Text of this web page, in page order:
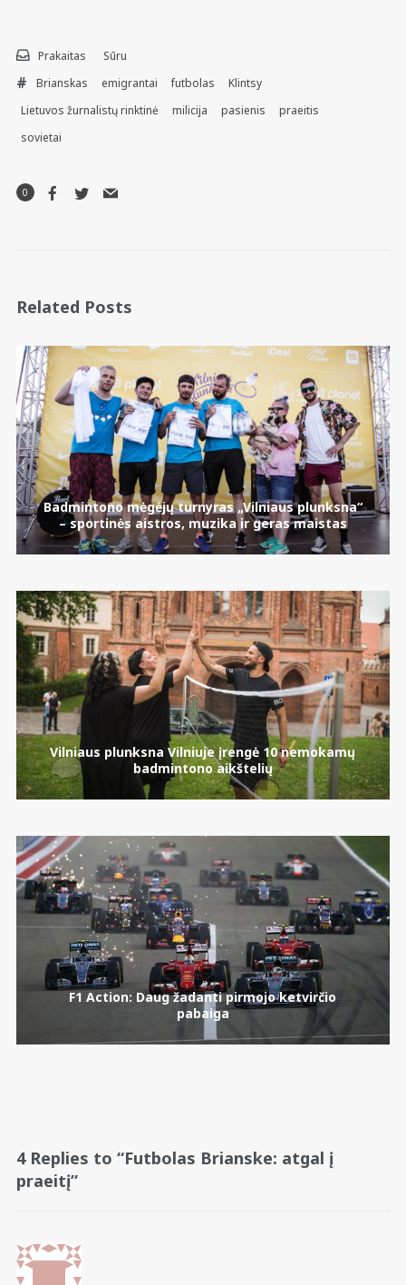
Prakaitas
Sūru
Brianskas
emigrantai futbolas
Klintsy
Lietuvos žurnalistų rinktinė
milicija pasienis
praeitis
sovietai
0
Related Posts
Badmintono mėgėjų turnyras „Vilniaus plunksna“
– sportinės aistros, muzika ir geras maistas
Vilniaus plunksna Vilniuje įrengė 10 nemokamų
badmintono aikštelių
F1 Action: Daug žadanti pirmojo ketvirčio
pabaiga
4 Replies to “Futbolas Brianske: atgal į
praeitį”